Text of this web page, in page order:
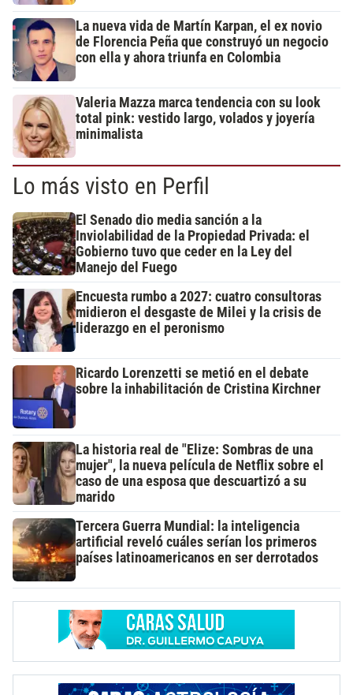
La nueva vida de Martín Karpan, el ex novio
de Florencia Peña que construyó un negocio
con ella y ahora triunfa en Colombia
Valeria Mazza marca tendencia con su look
total pink: vestido largo, volados y joyería
minimalista
Lo más visto en Perfil
El Senado dio media sanción a la
Inviolabilidad de la Propiedad Privada: el
Gobierno tuvo que ceder en la Ley del
Manejo del Fuego
Encuesta rumbo a 2027: cuatro consultoras
midieron el desgaste de Milei y la crisis de
liderazgo en el peronismo
Ricardo Lorenzetti se metió en el debate
sobre la inhabilitación de Cristina Kirchner
La historia real de "Elize: Sombras de una
mujer", la nueva película de Netflix sobre el
caso de una esposa que descuartizó a su
marido
Tercera Guerra Mundial: la inteligencia
artificial reveló cuáles serían los primeros
países latinoamericanos en ser derrotados